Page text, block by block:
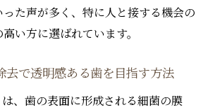
を高める着色対策の歯科最新技術
汚れに悩む方へ歯科エアフローの
ィルム除去が着色予防に及ぼす影
た声が多く、特に人と接する機会の
い方に選ばれています。
去で透明感ある歯を目指す方法
、歯の表面に形成される細菌の膜